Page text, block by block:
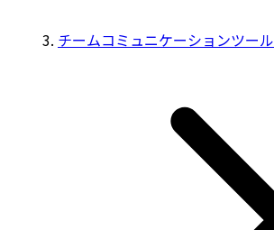
チームコミュニケーションツール